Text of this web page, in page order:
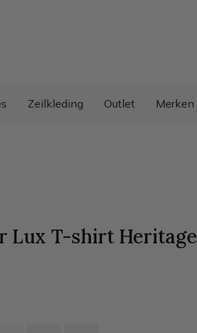
Zeilkleding Outlet Merken
Lux T-shirt Heritage